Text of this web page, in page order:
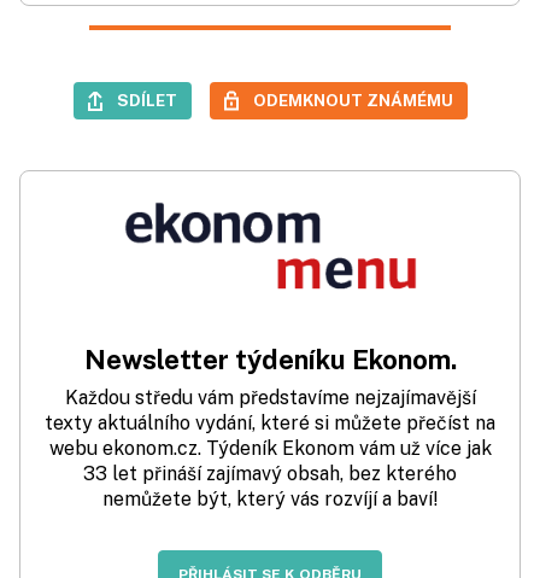
SDÍLET ODEMKNOUT ZNÁMÉMU
Newsletter týdeníku Ekonom.
Každou středu vám představíme nejzajímavější
texty aktuálního vydání, které si můžete přečíst na
webu ekonom.cz. Týdeník Ekonom vám už více jak
33 let přináší zajímavý obsah, bez kterého
nemůžete být, který vás rozvíjí a baví!
PŘIHLÁSIT SE K ODBĚRU